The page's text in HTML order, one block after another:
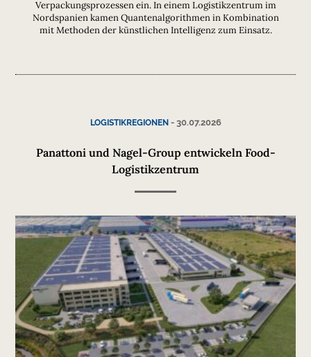
Verpackungsprozessen ein. In einem Logistikzentrum im
Nordspanien kamen Quantenalgorithmen in Kombination
mit Methoden der künstlichen Intelligenz zum Einsatz.
LOGISTIKREGIONEN- 30.07.2026
Panattoni und Nagel-Group entwickeln Food-
Logistikzentrum